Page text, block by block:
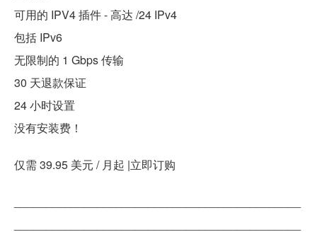
可用的 IPV4 插件 - 高达 /24 IPv4
包括 IPv6
无限制的 1 Gbps 传输
30 天退款保证
24 小时设置
没有安装费！
仅需 39.95 美元 / 月起 |立即订购